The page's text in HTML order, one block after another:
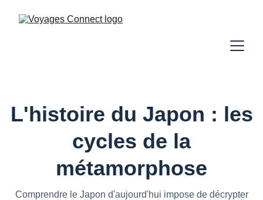
L'histoire du Japon : les
cycles de la
métamorphose
Comprendre le Japon d'aujourd'hui impose de décrypter